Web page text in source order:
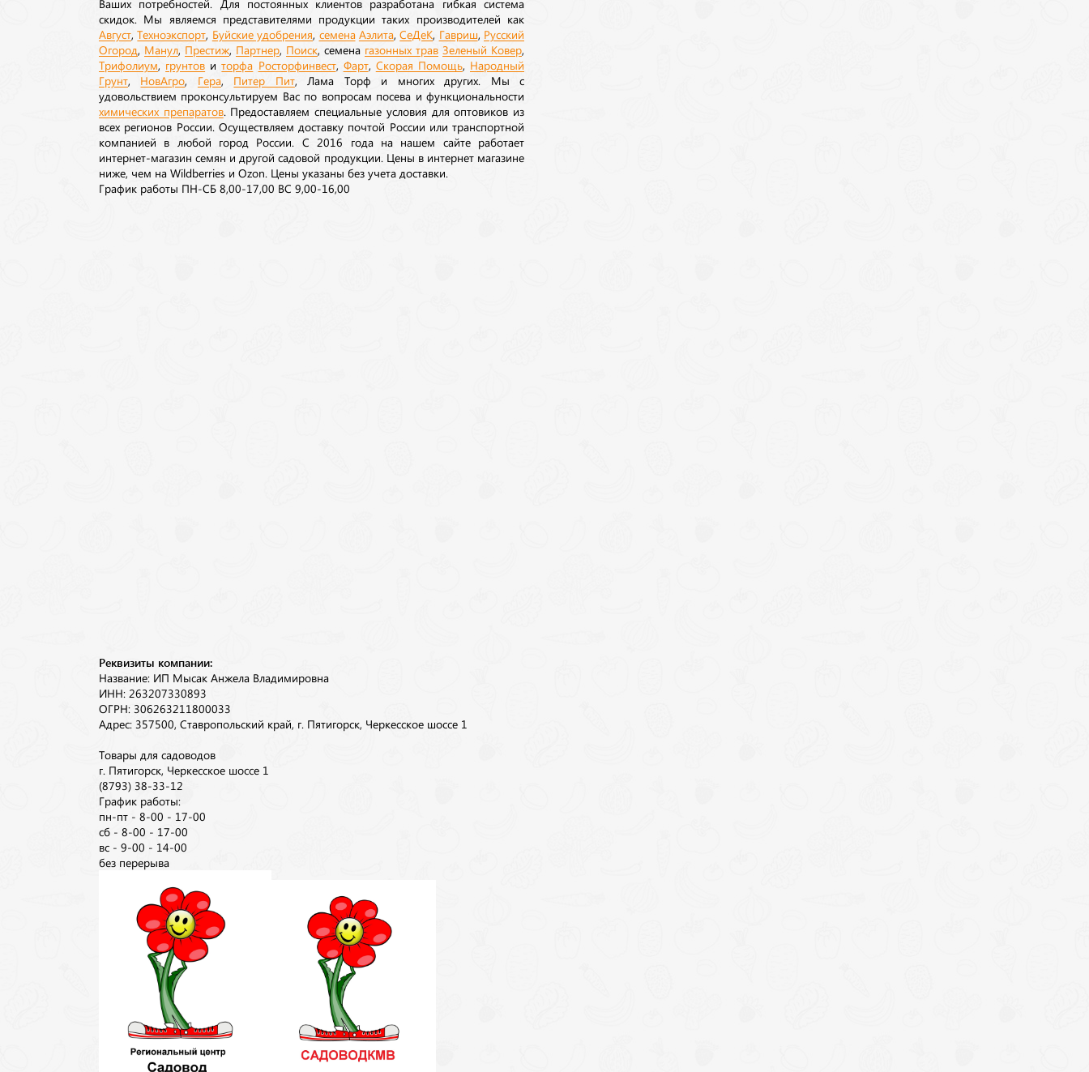
Ваших потребностей. Для постоянных клиентов разработана гибкая система
скидок. Мы являемся представителями продукции таких производителей как
Август ,Техноэкспорт Буйские удобрения семена Аэлита,СеДеК Гавриш Русский
Огород Манул Престиж Партнер Поиск , семена газонных трав Зеленый Ковер
Трифолиум грунтов иторфа Росторфинвест, Фарт, Скорая Помощь Народный
Грунт НовАгро Гера, Питер Пит, Лама Торф и многих других. Мы с
удовольствием проконсультируем Вас по вопросам посева и функциональности
химических препаратов. Предоставляем специальные условия для оптовиков из
всех регионов России. Осуществляем доставку почтой России или транспортной
компанией в любой город России. С 2016 года на нашем сайте работает
интернет-магазин семян и другой садовой продукции. Цены в интернет магазине
ниже, чем на Wildberries и Ozon. Цены указаны без учета доставки.
График работы ПН-СБ 8,00-17,00 ВС 9,00-16,00
Реквизиты компании:
Название: ИП Мысак Анжела Владимировна
ИНН: 263207330893
ОГРН: 306263211800033
Адрес: 357500, Ставропольский край, г. Пятигорск, Черкесское шоссе 1
Товары для садоводов
г. Пятигорск, Черкесское шоссе 1
(8793) 38-33-12
График работы:
пн-пт - 8-00 - 17-00
сб - 8-00 - 17-00
вс - 9-00 - 14-00
без перерыва